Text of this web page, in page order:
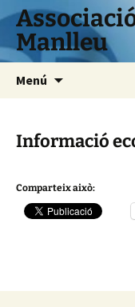
Vés
contingut
Manlleu
Menú
Informació
Comparteix això: